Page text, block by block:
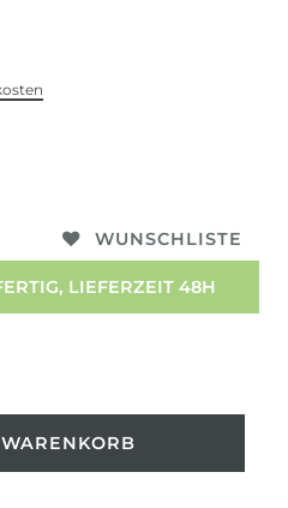
WUNSCHLISTE
LIEFERZEIT 48H